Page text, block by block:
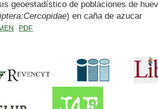
geoestadístico de poblaciones de
) en caña de azucar
PDF